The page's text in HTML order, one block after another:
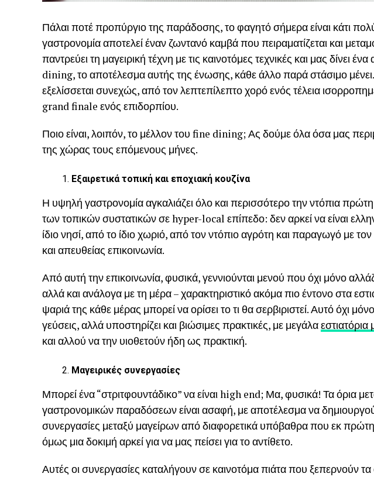
Πάλαι ποτέ προπύργιο της παράδοσης, το φαγητό σήμερα είναι κάτι
γαστρονομία αποτελεί έναν ζωντανό καμβά που πειραματίζεται και
παντρεύει τη μαγειρική τέχνη με τις καινοτόμες τεχνικές και μας δίνει
dining, το αποτέλεσμα αυτής της ένωσης, κάθε άλλο παρά στάσιμο
εξελίσσεται συνεχώς, από τον λεπτεπίλεπτο χορό ενός τέλεια
grand finale ενός επιδορπίου.
Ποιο είναι, λοιπόν, το μέλλον του fine dining; Ας δούμε όλα όσα μας
της χώρας τους επόμενους μήνες.
Εξαιρετικά τοπική και εποχιακή κουζίνα
Η υψηλή γαστρονομία αγκαλιάζει όλο και περισσότερο την ντόπια
των τοπικών συστατικών σε hyper-local επίπεδο: δεν αρκεί να είναι
ίδιο νησί, από το ίδιο χωριό, από τον ντόπιο αγρότη και παραγωγό με
και απευθείας επικοινωνία.
Από αυτή την επικοινωνία, φυσικά, γεννιούνται μενού που όχι μόνο
αλλά και ανάλογα με τη μέρα – χαρακτηριστικό ακόμα πιο έντονο στα
ψαριά της κάθε μέρας μπορεί να ορίσει το τι θα σερβιριστεί. Αυτό όχι
γεύσεις, αλλά υποστηρίζει και βιώσιμες πρακτικές, με μεγάλα
και αλλού να την υιοθετούν ήδη ως πρακτική.
Μαγειρικές συνεργασίες
Μπορεί ένα “στριτφουντάδικο” να είναι high end; Μα, φυσικά! Τα όρια
γαστρονομικών παραδόσεων είναι ασαφή, με αποτέλεσμα να
συνεργασίες μεταξύ μαγείρων από διαφορετικά υπόβαθρα που εκ
όμως μια δοκιμή αρκεί για να μας πείσει για το αντίθετο.
Αυτές οι συνεργασίες καταλήγουν σε καινοτόμα πιάτα που ξεπερνούν τα